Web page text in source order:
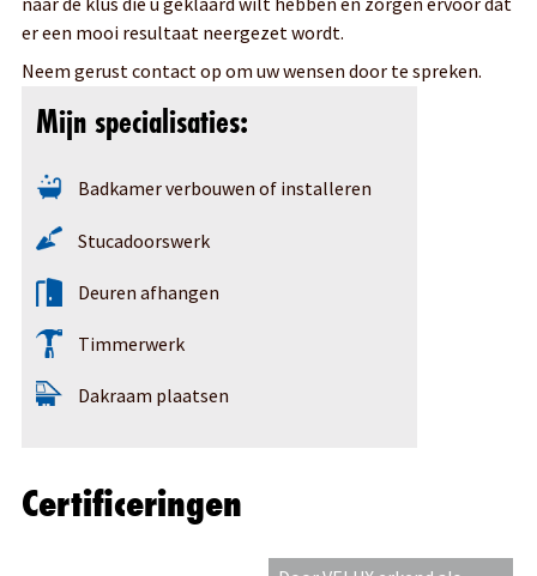
er een mooi resultaat neergezet wordt.
Neem gerust contact op om uw wensen door te spreken.
Mijn specialisaties:
Badkamer verbouwen of installeren
Stucadoorswerk
Deuren afhangen
Timmerwerk
Dakraam plaatsen
Certificeringen